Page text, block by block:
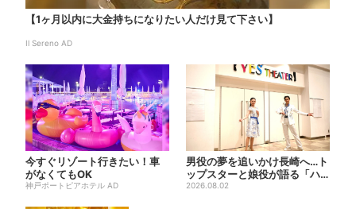
【1ヶ月以内に大金持ちになりたい人だけ見て下さい】
Il Sereno AD
今すぐリゾート行きたい！車
がなくてもOK
神戸ポートピアホテル AD
男役の夢を追いかけ長崎へ…ト
ップスターと娘役が語る「ハ
ウステンボス歌劇団」とは？...
2026.08.02